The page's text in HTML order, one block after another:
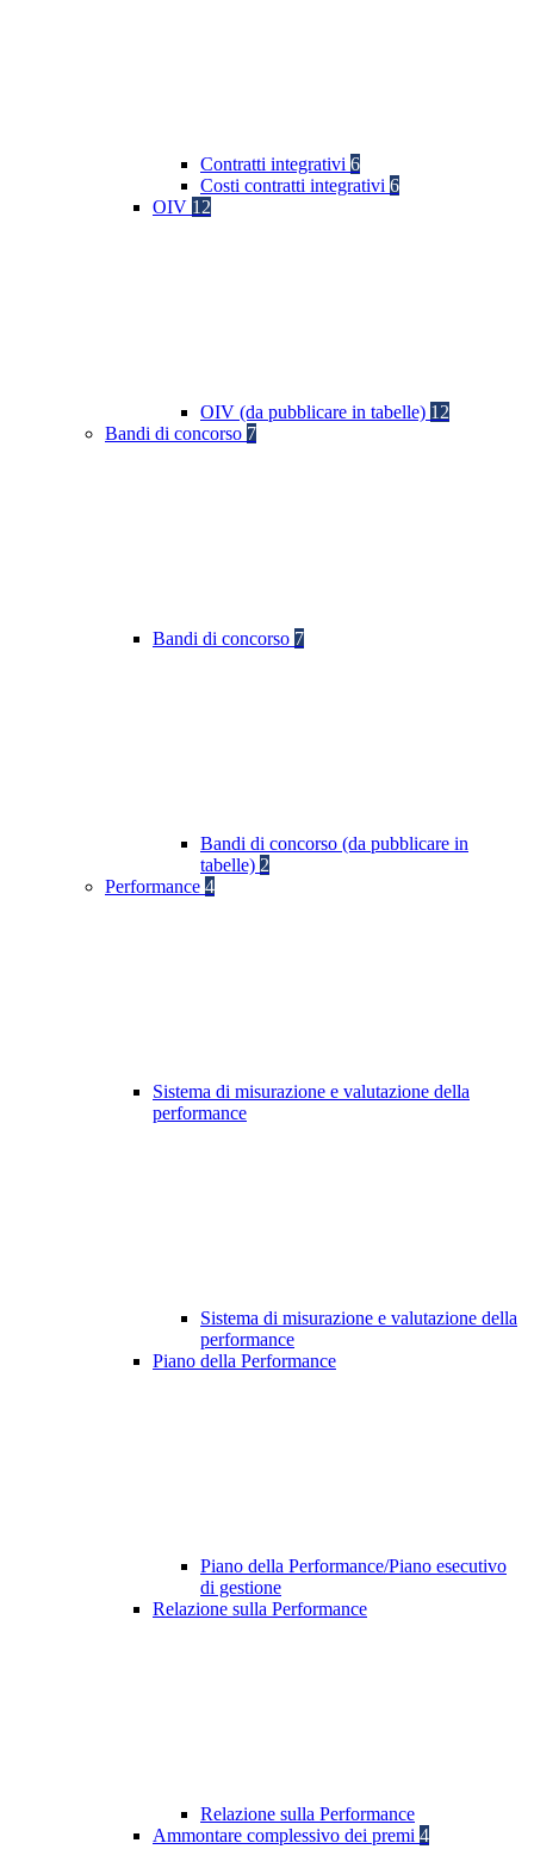
Contratti integrativi 6
Costi contratti integrativi 6
OIV 12
OIV (da pubblicare in tabelle) 12
Bandi di concorso 7
Bandi di concorso 7
Bandi di concorso (da pubblicare in
tabelle) 2
Performance 4
Sistema di misurazione e valutazione della
performance
Sistema di misurazione e valutazione della
performance
Piano della Performance
Piano della Performance/Piano esecutivo
di gestione
Relazione sulla Performance
Relazione sulla Performance
Ammontare complessivo dei premi 4